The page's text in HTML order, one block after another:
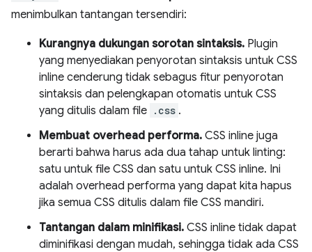
menimbulkan tantangan tersendiri:
Kurangnya dukungan sorotan sintaksis. Plugin
yang menyediakan penyorotan sintaksis untuk CSS
inline cenderung tidak sebagus fitur penyorotan
sintaksis dan pelengkapan otomatis untuk CSS
yang ditulis dalam file .css .
Membuat overhead performa. CSS inline juga
berarti bahwa harus ada dua tahap untuk linting:
satu untuk file CSS dan satu untuk CSS inline. Ini
adalah overhead performa yang dapat kita hapus
jika semua CSS ditulis dalam file CSS mandiri.
Tantangan dalam minifikasi. CSS inline tidak dapat
diminifikasi dengan mudah, sehingga tidak ada CSS